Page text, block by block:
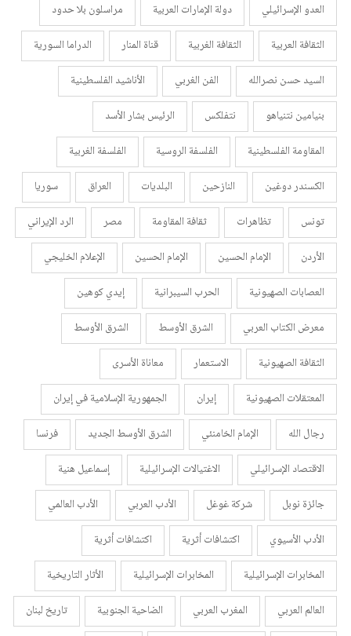
العدو الإسرائيلي
دولة الإمارات العربية
مراسلون بلا حدود
الثقافة العربية
الثقافة الغربية قناة المنار
الدراما السورية
السيد حسن نصرالله
الفن الغربي
الأناشيد الفلسطينية
بنيامين نتنياهو
نتفلكس
الرئيس بشار الأسد
المقاومة الفلسطينية
الفلسفة الروسية
الفلسفة الغربية
الكسندر دوغين
النازحين البلديات العراق
سوريا
تونس
تظاهرات ثقافة المقاومة مصر
الرد الإيراني
الأردن
الإمام الحسين الإمام الحسين
الإعلام الخليجي
العصابات الصهيونية
الحرب السيبرانية
إيدي كوهين
معرض الكتاب العربي
الشرق الأوسط
الشرق الأوسط
الثقافة الصهيونية
الاستعمار
معاناة الأسرى
المعتقلات الصهيونية
إيران
الجمهورية الإسلامية في إيران
رجال الله
الإمام الخامنئي الشرق الأوسط الجديد
فرنسا
الاقتصاد الإسرائيلي
الاغتيالات الإسرائيلية
إسماعيل هنية
جائزة نوبل
شركة غوغل الأدب العربي
الأدب العالمي
الأدب الأسيوي
اكتشافات أثرية
اكتشافات أثرية
المخابرات الإسرائيلية
المخابرات الإسرائيلية
الأثار التاريخية
العالم العربي
المغرب العربي الضاحية الجنوبية
تاريخ لبنان